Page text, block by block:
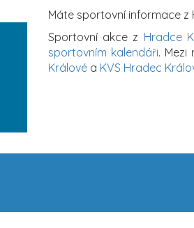
Máte sportovní informace z
Sportovní akce z Hradce
sportovním kalendáři.
Králové a KVS Hradec